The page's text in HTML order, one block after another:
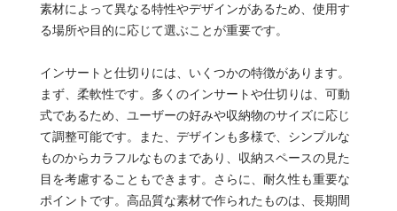
素材によって異なる特性やデザインがあるため、使用す
る場所や目的に応じて選ぶことが重要です。
インサートと仕切りには、いくつかの特徴があります。
まず、柔軟性です。多くのインサートや仕切りは、可動
式であるため、ユーザーの好みや収納物のサイズに応じ
て調整可能です。また、デザインも多様で、シンプルな
ものからカラフルなものまであり、収納スペースの見た
目を考慮することもできます。さらに、耐久性も重要な
ポイントです。高品質な素材で作られたものは、長期間